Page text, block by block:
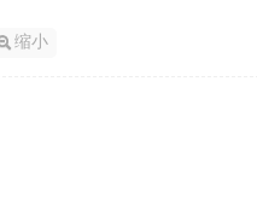
缩小